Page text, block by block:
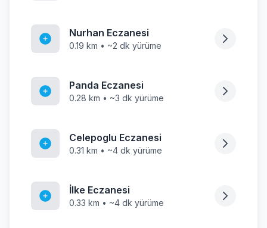
Nurhan Eczanesi
0.19 km • ~2 dk yürüme
Panda Eczanesi
0.28 km • ~3 dk yürüme
Celepoglu Eczanesi
0.31 km • ~4 dk yürüme
İlke Eczanesi
0.33 km • ~4 dk yürüme